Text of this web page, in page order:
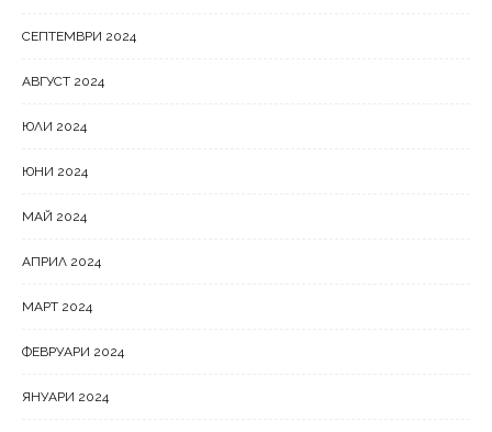
СЕПТЕМВРИ 2024
АВГУСТ 2024
ЮЛИ 2024
ЮНИ 2024
МАЙ 2024
АПРИЛ 2024
МАРТ 2024
ФЕВРУАРИ 2024
ЯНУАРИ 2024